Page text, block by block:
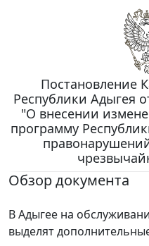
Постановление
Республики Адыгея
"О внесении
программу
Обзор документа
В Адыгее на
выделят